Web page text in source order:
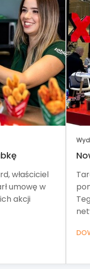
Nowa
Targi
pomagają
Tegoroczna
networking,
DOWIEDZ SIĘ